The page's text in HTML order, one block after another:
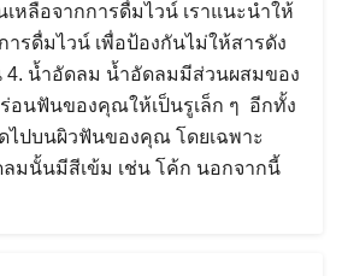
หลือจากการดื่มไวน์ เราแนะนำให้
รดื่มไวน์ เพื่อป้องกันไม่ให้สารดัง
4. น้ำอัดลม น้ำอัดลมมีส่วนผสมของ
อนฟันของคุณให้เป็นรูเล็ก ๆ อีกทั้ง
ไปบนผิวฟันของคุณ โดยเฉพาะ
ลมนั้นมีสีเข้ม เช่น โค้ก นอกจากนี้